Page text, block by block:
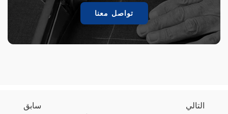
تواصل معنا
سابق
التالي